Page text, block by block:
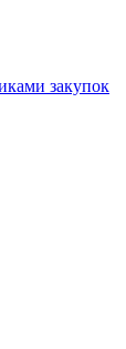
закупок